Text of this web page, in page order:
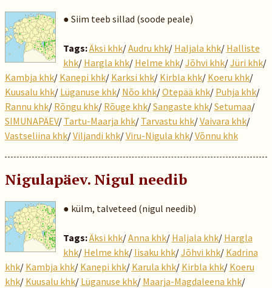
● Siim teeb sillad (soode peale)
Tags:Äksi khk/Audru khk/ Haljala khk/ Halliste
khk/ Hargla khk/ Helme khk/Jõhvi khk/Jüri khk/
Kambja khk/ Kanepi khk/ Karksi khk/ Kirbla khk/ Koeru khk/
Kuusalu khk/ Lüganuse khk/ Nõo khk/Otepää khk/ Puhja khk/
Rannu khk/ Rõngu khk/ Rõuge khk/Sangaste khk/Setumaa/
SIMUNAPÄEV/ Tartu-Maarja khk/ Tarvastu khk/Vaivara khk/
Vastseliina khk/Viljandi khk/Viru-Nigula khk/Võnnu khk
Nigulapäev. Nigul needib
● külm, talveteed (nigul needib)
Tags:Äksi khk/Anna khk/ Haljala khk/ Hargla
khk/ Helme khk/ Iisaku khk/Jõhvi khk/ Kadrina
khk/ Kambja khk/ Kanepi khk/ Karula khk/ Kirbla khk/ Koeru
khk/ Kuusalu khk/ Lüganuse khk/ Maarja-Magdaleena khk/